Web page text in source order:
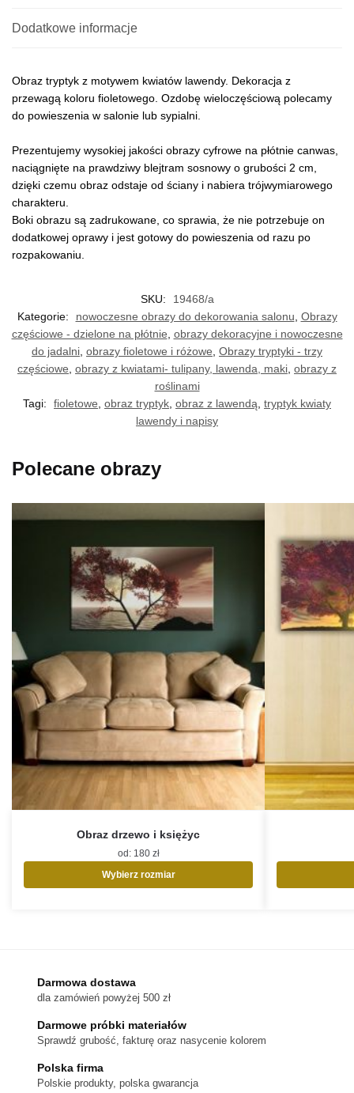
Dodatkowe informacje
Obraz tryptyk z motywem kwiatów lawendy. Dekoracja z
przewagą koloru fioletowego. Ozdobę wieloczęściową polecamy
do powieszenia w salonie lub sypialni.
Prezentujemy wysokiej jakości obrazy cyfrowe na płótnie canwas,
naciągnięte na prawdziwy blejtram sosnowy o grubości 2 cm,
dzięki czemu obraz odstaje od ściany i nabiera trójwymiarowego
charakteru.
Boki obrazu są zadrukowane, co sprawia, że nie potrzebuje on
dodatkowej oprawy i jest gotowy do powieszenia od razu po
rozpakowaniu.
SKU:
19468/a
Kategorie:
nowoczesne obrazy do dekorowania salonu Obrazy
częściowe - dzielone na płótnie obrazy dekoracyjne i nowoczesne
do jadalni obrazy fioletowe i różowe Obrazy tryptyki - trzy
częściowe obrazy z kwiatami- tulipany, lawenda, maki obrazy z
roślinami
Tagi:
fioletowe obraz tryptyk obraz z lawendą tryptyk kwiaty
lawendy i napisy
Polecane obrazy
Obraz drzewo i księżyc
od: 180 zł
Wybierz rozmiar
wybrać
stronie
produktu
Darmowa dostawa
dla zamówień powyżej 500 zł
Darmowe próbki materiałów
Sprawdź grubość, fakturę oraz nasycenie kolorem
Polska firma
Polskie produkty, polska gwarancja